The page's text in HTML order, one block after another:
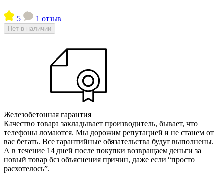
5 1 отзыв
Нет в наличии
Железобетонная гарантия
Качество товара закладывает производитель, бывает, что
телефоны ломаются. Мы дорожим репутацией и не станем от
вас бегать. Все гарантийные обязательства будут выполнены.
А в течение 14 дней после покупки возвращаем деньги за
новый товар без объяснения причин, даже если “просто
расхотелось”.